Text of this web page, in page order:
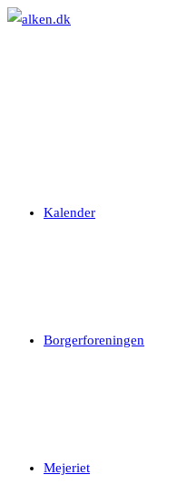
Skip
Kalender
Borgerforeningen
Mejeriet